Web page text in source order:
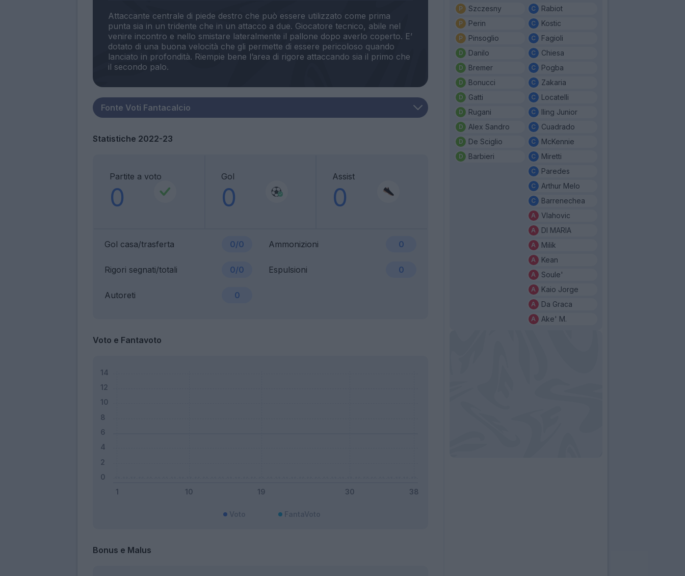
Attaccante centrale di piede destro che può essere utilizzato come prima
punta sia in un tridente che in un attacco a due. Giocatore tecnico, abile nel
venire incontro e nello smistare lateralmente il pallone dopo averlo coperto. E’
dotato di una buona velocità che gli permette di essere pericoloso quando
lanciato in profondità. Riempie bene l’area di rigore attaccando sia il primo che
Statistiche 2022-23
Partite a voto
0
Gol
0
Assist
0
Gol casa/trasferta 0/0 Ammonizioni 0
Rigori segnati/totali 0/0 Espulsioni 0
Autoreti 0
Voto e Fantavoto
Bonus e Malus
Szczesny
Perin
Pinsoglio
Danilo
Bremer
Bonucci
Gatti
Rugani
Alex Sandro
De Sciglio
Barbieri
Rabiot
Kostic
Fagioli
Chiesa
Pogba
Zakaria
Locatelli
Iling Junior
Cuadrado
McKennie
Miretti
Paredes
Arthur Melo
Barrenechea
Vlahovic
DI MARIA
Milik
Kean
Soule'
Kaio Jorge
Da Graca
Ake' M.